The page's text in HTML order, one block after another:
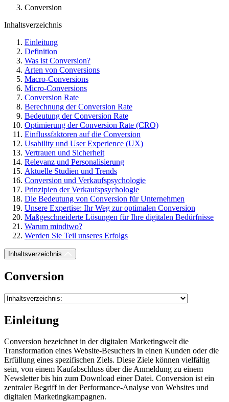
Conversion
Inhaltsverzeichnis
Einleitung
Definition
Was ist Conversion?
Arten von Conversions
Macro-Conversions
Micro-Conversions
Conversion Rate
Berechnung der Conversion Rate
Bedeutung der Conversion Rate
Optimierung der Conversion Rate (CRO)
Einflussfaktoren auf die Conversion
Usability und User Experience (UX)
Vertrauen und Sicherheit
Relevanz und Personalisierung
Aktuelle Studien und Trends
Conversion und Verkaufspsychologie
Prinzipien der Verkaufspsychologie
Die Bedeutung von Conversion für Unternehmen
Unsere Expertise: Ihr Weg zur optimalen Conversion
Maßgeschneiderte Lösungen für Ihre digitalen Bedürfnisse
Warum mindtwo?
Werden Sie Teil unseres Erfolgs
Inhaltsverzeichnis
Conversion
Einleitung
Conversion bezeichnet in der digitalen Marketingwelt die
Transformation eines Website-Besuchers in einen Kunden oder die
Erfüllung eines spezifischen Ziels. Diese Ziele können vielfältig
sein, von einem Kaufabschluss über die Anmeldung zu einem
Newsletter bis hin zum Download einer Datei. Conversion ist ein
zentraler Begriff in der Performance-Analyse von Websites und
digitalen Marketingkampagnen.